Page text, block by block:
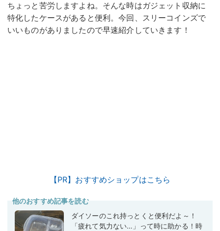
ちょっと苦労しますよね。そんな時はガジェット収納に
特化したケースがあると便利。今回、スリーコインズで
いいものがありましたので早速紹介していきます！
【PR】おすすめショップはこちら
他のおすすめ記事を読む
ダイソーのこれ持っとくと便利だよ～！
「疲れて気力ない…」って時に助かる！時